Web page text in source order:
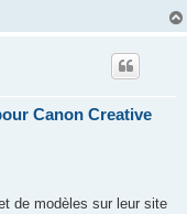
Canon Creative
de modèles sur leur site